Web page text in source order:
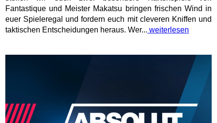
Fantastique und Meister Makatsu bringen frischen Wind in
euer Spieleregal und fordern euch mit cleveren Kniffen und
taktischen Entscheidungen heraus. Wer... weiterlesen